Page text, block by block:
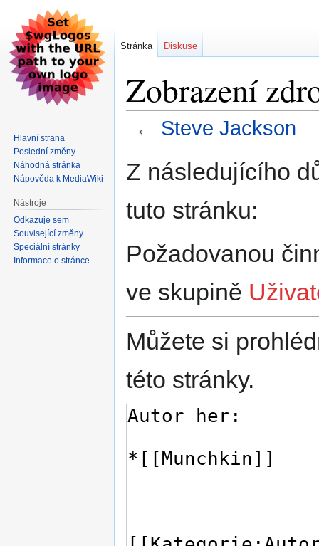
Zobrazení
← Steve Jackson
na
na
Z následujícího
tuto stránku:
Požadovanou
ve skupině
Můžete si
této stránky.
Stránka Diskuse
Hlavní strana
Poslední změny
Náhodná stránka
Nápověda k MediaWiki
Nástroje
Odkazuje sem
Související změny
Speciální stránky
Informace o stránce